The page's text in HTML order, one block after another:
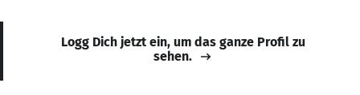
Logg Dich jetzt ein, um das ganze Profil zu
sehen.